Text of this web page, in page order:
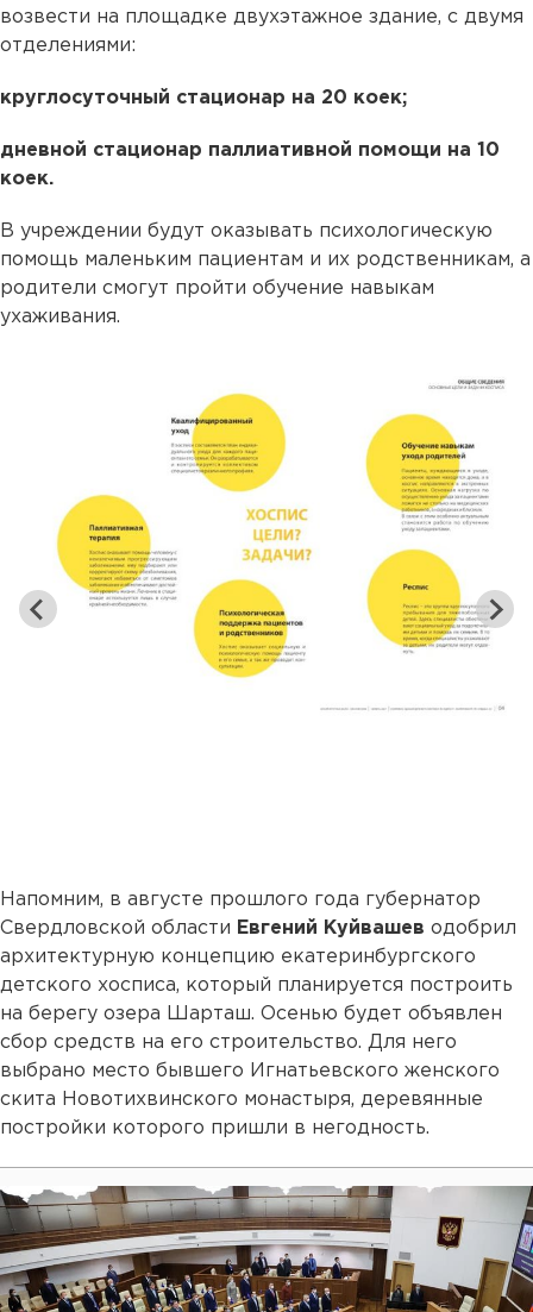
возвести на площадке двухэтажное здание, с двумя
отделениями:
круглосуточный стационар на 20 коек;
дневной стационар паллиативной помощи на 10
коек.
В учреждении будут оказывать психологическую
помощь маленьким пациентам и их родственникам, а
родители смогут пройти обучение навыкам
ухаживания.
Напомним, в августе прошлого года губернатор
Свердловской области Евгений Куйвашев одобрил
архитектурную концепцию екатеринбургского
детского хосписа, который планируется построить
на берегу озера Шарташ. Осенью будет объявлен
сбор средств на его строительство. Для него
выбрано место бывшего Игнатьевского женского
скита Новотихвинского монастыря, деревянные
постройки которого пришли в негодность.